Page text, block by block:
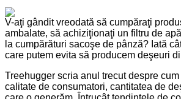
V-aţi gândit vreodată să cumpăraţi
ambalate, să achiziţionaţi un filtru de
la cumpărături sacoşe de pânză? Iată
care putem evita să producem deşeuri
Treehugger scria anul trecut despre
calitate de consumatori, cantitatea de